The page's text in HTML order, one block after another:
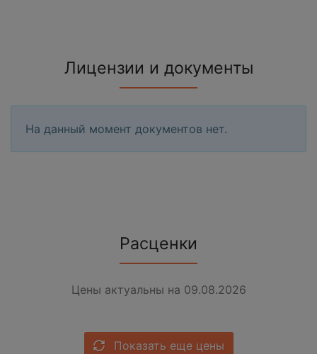
Лицензии и документы
На данный момент документов нет.
Расценки
Цены актуальны на 09.08.2026
Показать еще цены